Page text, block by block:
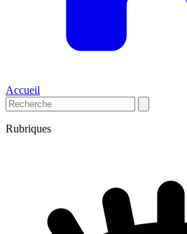
Accueil
Rubriques